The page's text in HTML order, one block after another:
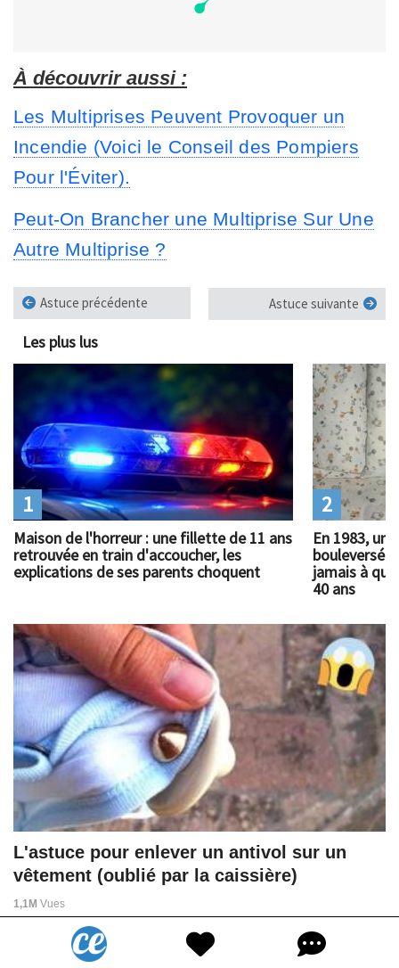
À découvrir aussi :
Les Multiprises Peuvent Provoquer un
Incendie (Voici le Conseil des Pompiers
Pour l'Éviter).
Peut-On Brancher une Multiprise Sur Une
Autre Multiprise ?
Astuce précédente Astuce suivante
Les plus lus
Maison de l'horreur : une fillette de 11 ans
retrouvée en train d'accoucher, les
explications de ses parents choquent
1
En 1983, un
bouleversé
jamais à
40 ans
2
L'astuce pour enlever un antivol sur un
vêtement (oublié par la caissière)
1,1M Vues